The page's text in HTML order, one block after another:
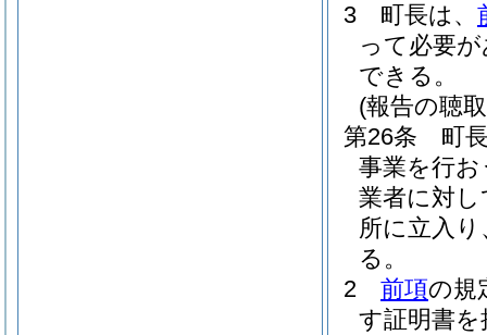
3
町長は、
って必要
できる。
(報告の聴
第26条
町
事業を行
業者に対
所に立入
る。
2
前項の規
す証明書